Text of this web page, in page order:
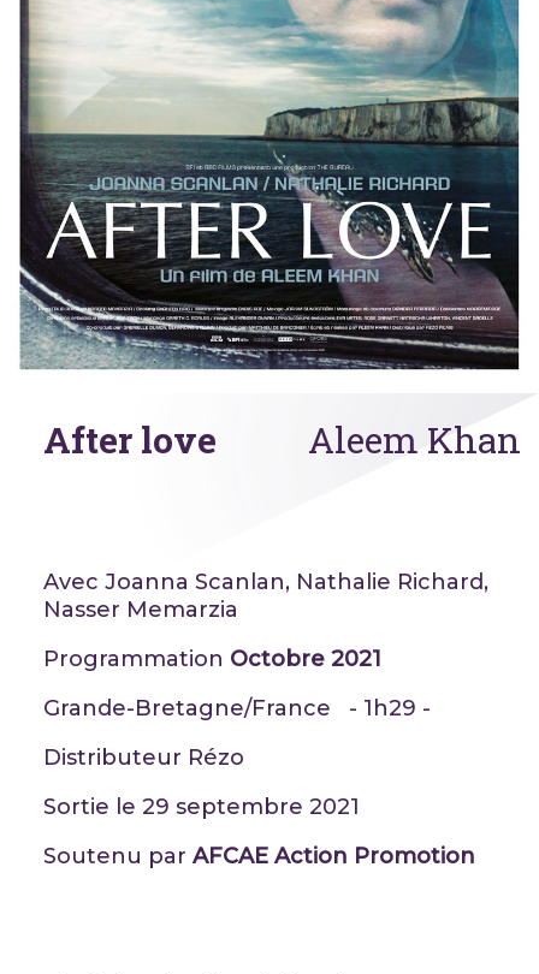
After love Aleem Khan
Avec Joanna Scanlan, Nathalie Richard,
Nasser Memarzia
Programmation Octobre 2021
Grande-Bretagne/France - 1h29 -
Distributeur Rézo
Sortie le 29 septembre 2021
Soutenu par AFCAE Action Promotion